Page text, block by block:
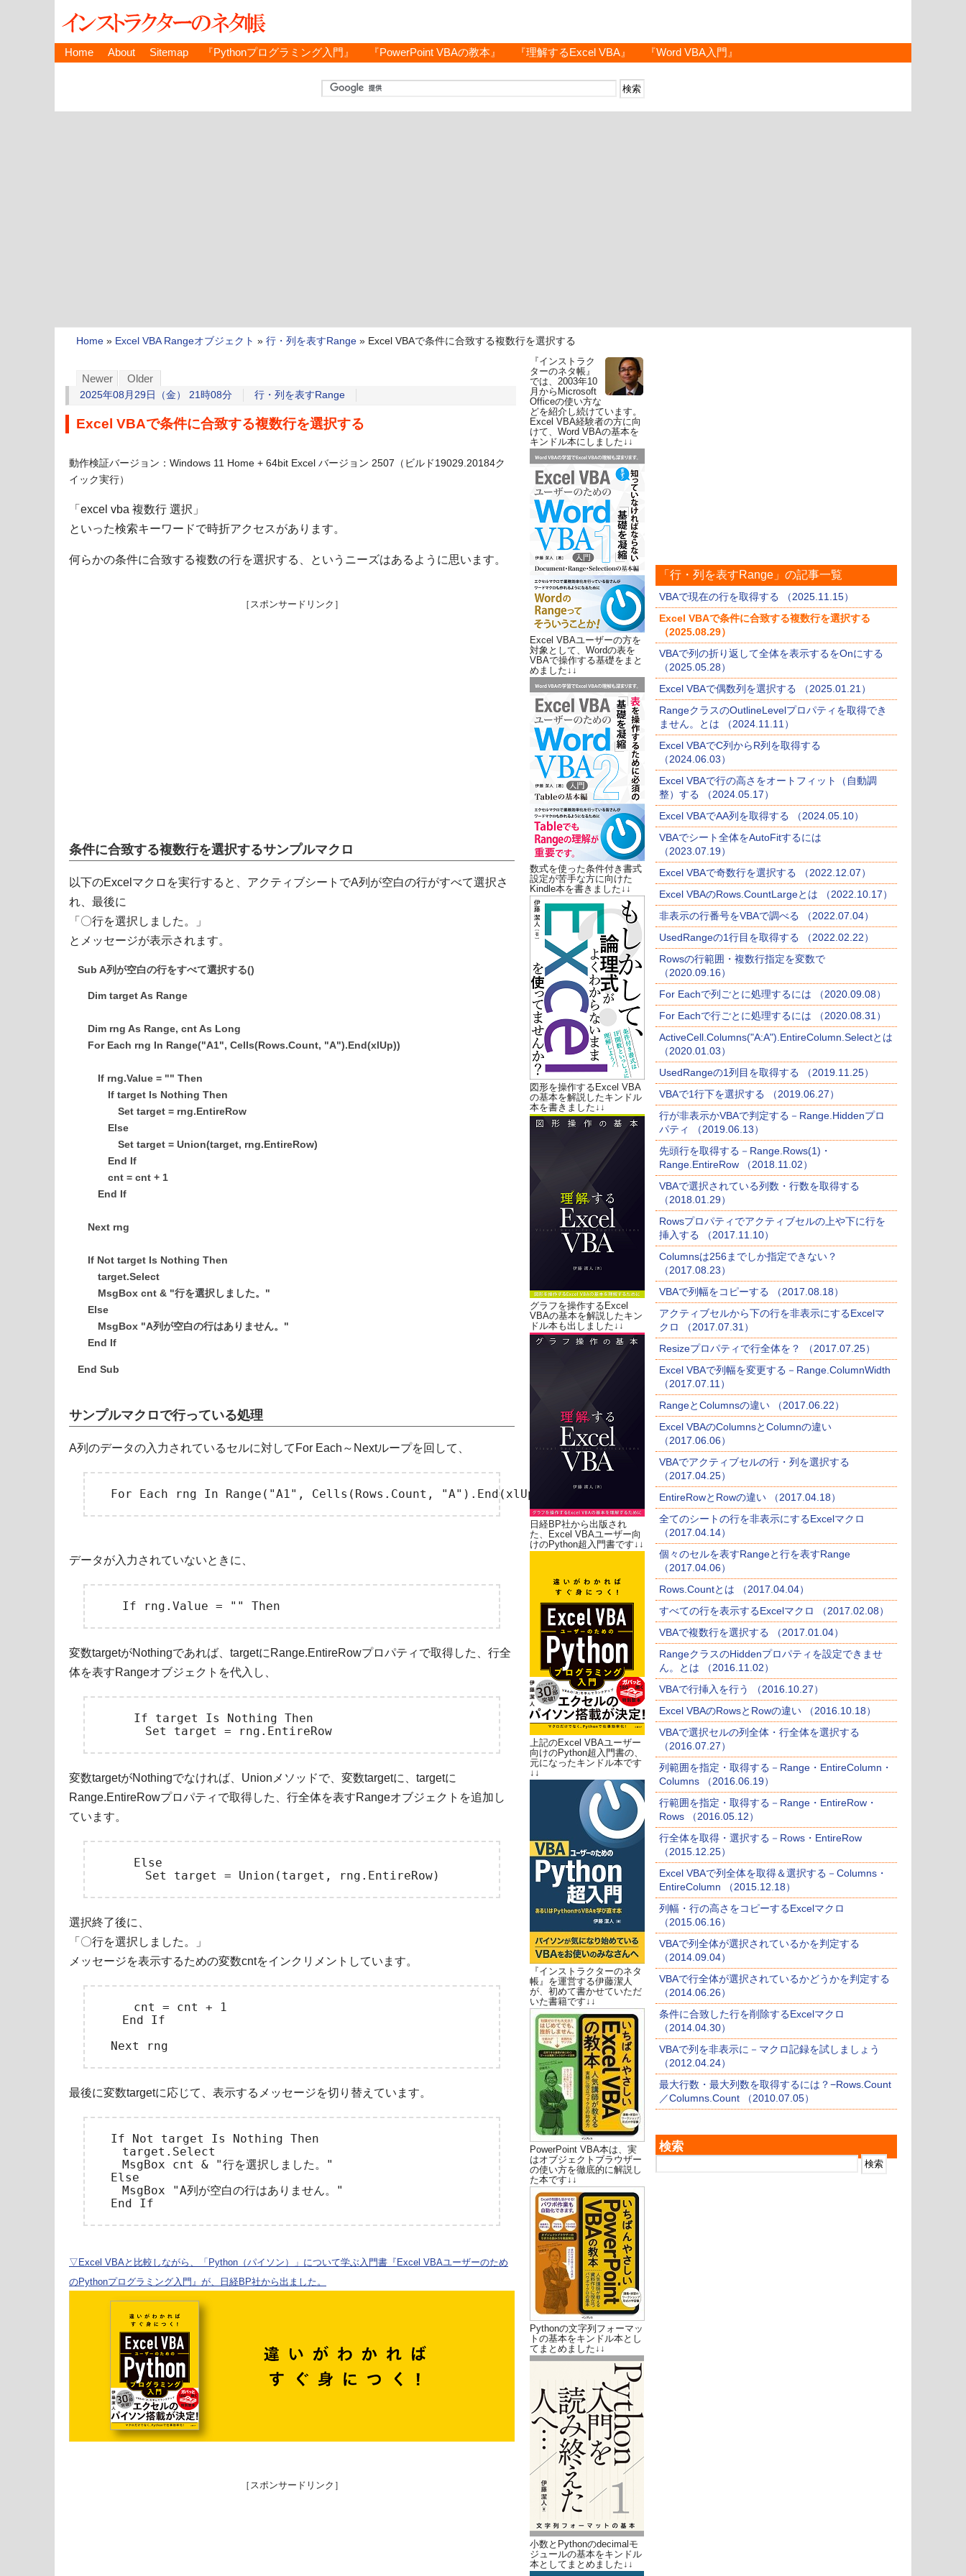
Home About Sitemap 『Pythonプログラミング入門』 『PowerPoint VBAの教本』 『理解するExcel VBA』 『Word VBA入門』
Home » Excel VBA Rangeオブジェクト » 行・列を表すRange » Excel VBAで条件に合致する複数行を選択する
Newer Older
2025年08月29日（金） 21時08分 行・列を表すRange
Excel VBAで条件に合致する複数行を選択する
動作検証バージョン：Windows 11 Home + 64bit Excel バージョン 2507（ビルド19029.20184ク
イック実行）
「excel vba 複数行 選択」
といった検索キーワードで時折アクセスがあります。
何らかの条件に合致する複数の行を選択する、というニーズはあるように思います。
［スポンサードリンク］
条件に合致する複数行を選択するサンプルマクロ
以下のExcelマクロを実行すると、アクティブシートでA列が空白の行がすべて選択さ
れ、最後に
「〇行を選択しました。」
とメッセージが表示されます。
Sub A列が空白の行をすべて選択する()
Dim target As Range
Dim rng As Range, cnt As Long
For Each rng In Range("A1", Cells(Rows.Count, "A").End(xlUp))
If rng.Value = "" Then
If target Is Nothing Then
Set target = rng.EntireRow
Else
Set target = Union(target, rng.EntireRow)
End If
cnt = cnt + 1
End If
Next rng
If Not target Is Nothing Then
target.Select
MsgBox cnt & "行を選択しました。"
Else
MsgBox "A列が空白の行はありません。"
End If
End Sub
サンプルマクロで行っている処理
A列のデータの入力されているセルに対してFor Each～Nextループを回して、
データが入力されていないときに、
変数targetがNothingであれば、targetにRange.EntireRowプロパティで取得した、行全
体を表すRangeオブジェクトを代入し、
If target Is Nothing Then
変数targetがNothingでなければ、Unionメソッドで、変数targetに、targetに
Range.EntireRowプロパティで取得した、行全体を表すRangeオブジェクトを追加し
ています。
Else
選択終了後に、
「〇行を選択しました。」
メッセージを表示するための変数cntをインクリメントしています。
cnt = cnt + 1
End If
最後に変数targetに応じて、表示するメッセージを切り替えています。
If Not target Is Nothing Then
target.Select
MsgBox cnt & "行を選択しました。"
Else
MsgBox "A列が空白の行はありません。"
▽Excel VBAと比較しながら、「Python（パイソン）」について学ぶ入門書『Excel VBAユーザーのため
のPythonプログラミング入門』が、日経BP社から出ました。
［スポンサードリンク］
『インストラク
ターのネタ帳』
では、2003年10
月からMicrosoft
Officeの使い方な
どを紹介し続けています。
Excel VBA経験者の方に向
けて、Word VBAの基本を
キンドル本にしました↓↓
Excel VBAユーザーの方を
対象として、Wordの表を
VBAで操作する基礎をまと
めました↓↓
数式を使った条件付き書式
設定が苦手な方に向けた
Kindle本を書きました↓↓
図形を操作するExcel VBA
の基本を解説したキンドル
本を書きました↓↓
グラフを操作するExcel
VBAの基本を解説したキン
ドル本も出しました↓↓
日経BP社から出版され
た、Excel VBAユーザー向
けのPython超入門書です↓↓
上記のExcel VBAユーザー
向けのPython超入門書の、
元になったキンドル本です
↓↓
『インストラクターのネタ
帳』を運営する伊藤潔人
が、初めて書かせていただ
いた書籍です↓↓
PowerPoint VBA本は、実
はオブジェクトブラウザー
の使い方を徹底的に解説し
た本です↓↓
Pythonの文字列フォーマッ
トの基本をキンドル本とし
てまとめました↓↓
小数とPythonのdecimalモ
ジュールの基本をキンドル
本としてまとめました↓↓
「行・列を表すRange」の記事一覧
VBAで現在の行を取得する （2025.11.15）
Excel VBAで条件に合致する複数行を選択する
（2025.08.29）
VBAで列の折り返して全体を表示するをOnにする
（2025.05.28）
Excel VBAで偶数列を選択する （2025.01.21）
RangeクラスのOutlineLevelプロパティを取得でき
ません。とは （2024.11.11）
Excel VBAでC列からR列を取得する
（2024.06.03）
Excel VBAで行の高さをオートフィット（自動調
整）する （2024.05.17）
Excel VBAでAA列を取得する （2024.05.10）
VBAでシート全体をAutoFitするには
（2023.07.19）
Excel VBAで奇数行を選択する （2022.12.07）
Excel VBAのRows.CountLargeとは （2022.10.17）
非表示の行番号をVBAで調べる （2022.07.04）
UsedRangeの1行目を取得する （2022.02.22）
Rowsの行範囲・複数行指定を変数で
（2020.09.16）
For Eachで列ごとに処理するには （2020.09.08）
For Eachで行ごとに処理するには （2020.08.31）
ActiveCell.Columns("A:A").EntireColumn.Selectとは
（2020.01.03）
UsedRangeの1列目を取得する （2019.11.25）
VBAで1行下を選択する （2019.06.27）
行が非表示かVBAで判定する－Range.Hiddenプロ
パティ （2019.06.13）
先頭行を取得する－Range.Rows(1)・
Range.EntireRow （2018.11.02）
VBAで選択されている列数・行数を取得する
（2018.01.29）
Rowsプロパティでアクティブセルの上や下に行を
挿入する （2017.11.10）
Columnsは256までしか指定できない？
（2017.08.23）
VBAで列幅をコピーする （2017.08.18）
アクティブセルから下の行を非表示にするExcelマ
クロ （2017.07.31）
Resizeプロパティで行全体を？ （2017.07.25）
Excel VBAで列幅を変更する－Range.ColumnWidth
（2017.07.11）
RangeとColumnsの違い （2017.06.22）
Excel VBAのColumnsとColumnの違い
（2017.06.06）
VBAでアクティブセルの行・列を選択する
（2017.04.25）
EntireRowとRowの違い （2017.04.18）
全てのシートの行を非表示にするExcelマクロ
（2017.04.14）
個々のセルを表すRangeと行を表すRange
（2017.04.06）
Rows.Countとは （2017.04.04）
すべての行を表示するExcelマクロ （2017.02.08）
VBAで複数行を選択する （2017.01.04）
RangeクラスのHiddenプロパティを設定できませ
ん。とは （2016.11.02）
VBAで行挿入を行う （2016.10.27）
Excel VBAのRowsとRowの違い （2016.10.18）
VBAで選択セルの列全体・行全体を選択する
（2016.07.27）
列範囲を指定・取得する－Range・EntireColumn・
Columns （2016.06.19）
行範囲を指定・取得する－Range・EntireRow・
Rows （2016.05.12）
行全体を取得・選択する－Rows・EntireRow
（2015.12.25）
Excel VBAで列全体を取得＆選択する－Columns・
EntireColumn （2015.12.18）
列幅・行の高さをコピーするExcelマクロ
（2015.06.16）
VBAで列全体が選択されているかを判定する
（2014.09.04）
VBAで行全体が選択されているかどうかを判定する
（2014.06.26）
条件に合致した行を削除するExcelマクロ
（2014.04.30）
VBAで列を非表示に－マクロ記録を試しましょう
（2012.04.24）
最大行数・最大列数を取得するには？−Rows.Count
／Columns.Count （2010.07.05）
検索